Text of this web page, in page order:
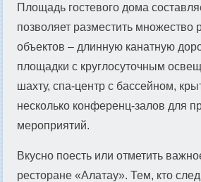
Площадь гостевого дома
позволяет разместить множество
объектов – длинную канатную
площадки с круглосуточным
шахту, спа-центр с бассейном,
несколько конференц-залов для
мероприятий.
Вкусно поесть или отметить
ресторане «Алатау». Тем, кто